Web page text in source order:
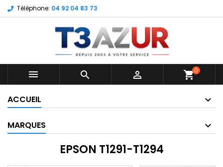
Téléphone: 04 92 04 83 73
   shopping_cart0
ACCUEIL
MARQUES
EPSON T1291-T1294